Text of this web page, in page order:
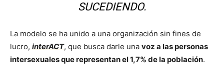
SUCEDIENDO.
La modelo se ha unido a una organización sin fines de
lucro, interACT, que busca darle una voz a las personas
intersexuales que representan el 1,7% de la población.